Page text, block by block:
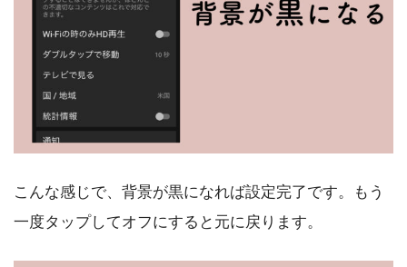
こんな感じで、背景が黒になれば設定完了です。もう
一度タップしてオフにすると元に戻ります。